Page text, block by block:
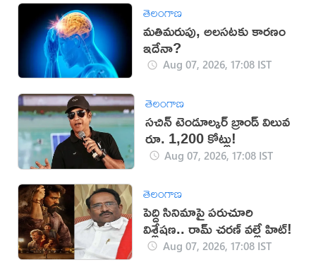
తెలంగాణ
మతిమరుపు, అలసటకు కారణం
ఇదేనా?
Aug 07, 2026, 17:08 IST
తెలంగాణ
సచిన్ టెండూల్కర్ బ్రాండ్ విలువ
రూ. 1,200 కోట్లు!
Aug 07, 2026, 17:08 IST
తెలంగాణ
పెద్ది సినిమాపై పరుచూరి
విశ్లేషణ.. రామ్ చరణ్ వల్లే హిట్!
Aug 07, 2026, 17:08 IST